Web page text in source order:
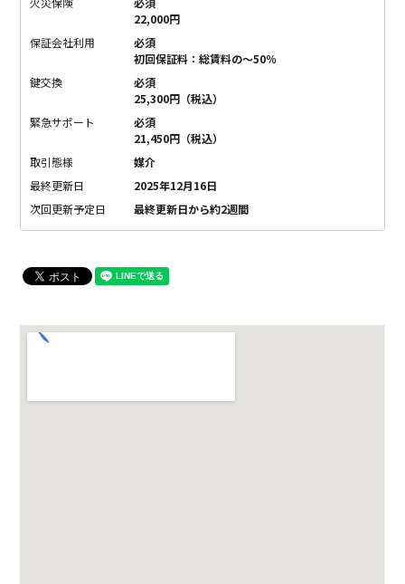
22,000円
保証会社利用
必須
初回保証料：総賃料の～50％
鍵交換
必須
25,300円（税込）
緊急サポート
必須
21,450円（税込）
取引態様
媒介
最終更新日
2025年12月16日
次回更新予定日
最終更新日から約2週間